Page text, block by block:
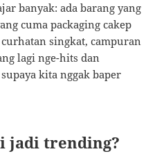
banyak: ada barang yang
cuma packaging cakep
singkat, campuran
lagi nge-hits dan
kita nggak baper
jadi trending?